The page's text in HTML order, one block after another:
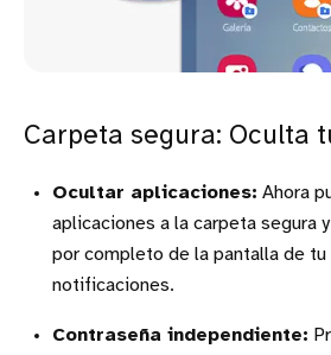
Carpeta segura: Oculta
Ocultar aplicaciones: Ahora
aplicaciones a la carpeta segura
por completo de la pantalla de tu
notificaciones.
Contraseña independiente: